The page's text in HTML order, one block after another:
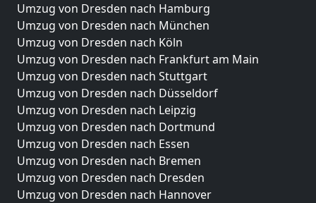
Umzug von Dresden nach Hamburg
Umzug von Dresden nach München
Umzug von Dresden nach Köln
Umzug von Dresden nach Frankfurt am Main
Umzug von Dresden nach Stuttgart
Umzug von Dresden nach Düsseldorf
Umzug von Dresden nach Leipzig
Umzug von Dresden nach Dortmund
Umzug von Dresden nach Essen
Umzug von Dresden nach Bremen
Umzug von Dresden nach Dresden
Umzug von Dresden nach Hannover